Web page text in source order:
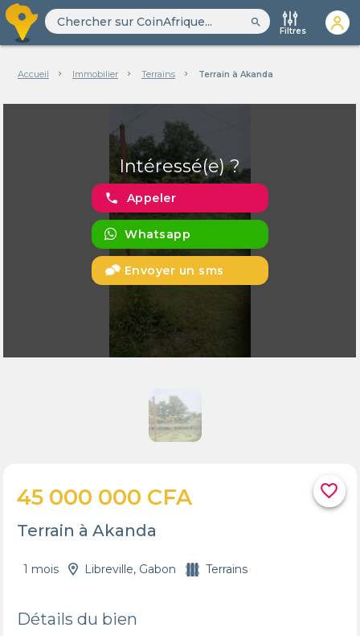
search
Filtres
Accueil Immobilier Terrains Terrain à Akanda
Intéressé(e) ?
phone Appeler
Whatsapp
Envoyer un sms
favorite_border
45 000 000 CFA
Terrain à Akanda
1 mois Libreville, Gabon Terrains
Détails du bien